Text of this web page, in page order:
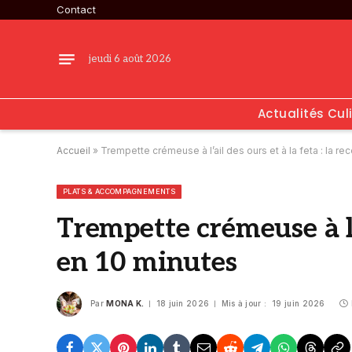
Contact
jeudi 6 août 2026
Actualités
Accueil » Trempette crémeuse à l’ail des ours et à la feta : la
PLATS & ACCOMPAGNEMENTS
Trempette crémeuse
en 10 minutes
Par MONA K. 18 juin 2026 Mis à jour : 19 juin 2026